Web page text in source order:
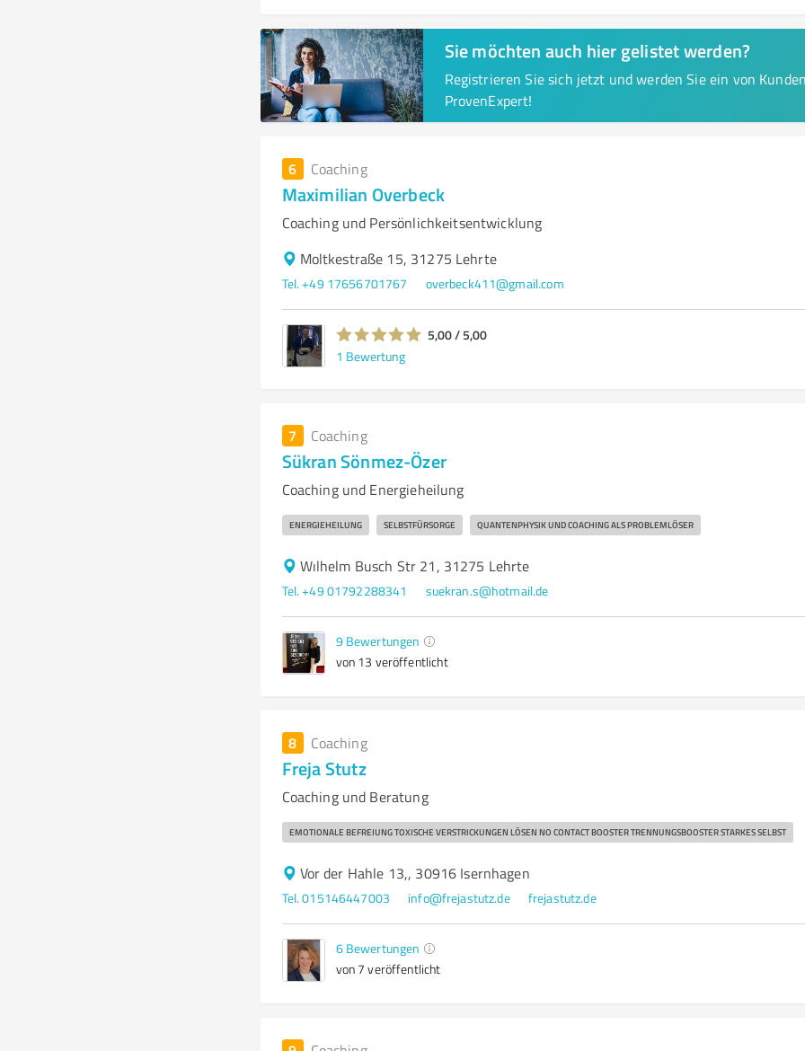
Sie möchten auch hier gelistet werden?
Registrieren Sie sich jetzt und werden Sie ein von
ProvenExpert!
6 Coaching
Maximilian Overbeck
Coaching und Persönlichkeitsentwicklung
Moltkestraße 15, 31275 Lehrte
Tel. +49 17656701767 overbeck411@gmail.com
5,00 / 5,00
1 Bewertung
7 Coaching
Sükran Sönmez-Özer
Coaching und Energieheilung
ENERGIEHEILUNG SELBSTFÜRSORGE QUANTENPHYSIK UND COACHING ALS PROBLEMLÖSER
Wılhelm Busch Str 21, 31275 Lehrte
Tel. +49 01792288341 suekran.s@hotmail.de
9 Bewertungen
von 13 veröffentlicht
8 Coaching
Freja Stutz
Coaching und Beratung
EMOTIONALE BEFREIUNG TOXISCHE VERSTRICKUNGEN LÖSEN NO CONTACT BOOSTER TRENNUNGSBOOSTER STARKES SELBST
Vor der Hahle 13,, 30916 Isernhagen
Tel. 015146447003 info@frejastutz.de frejastutz.de
6 Bewertungen
von 7 veröffentlicht